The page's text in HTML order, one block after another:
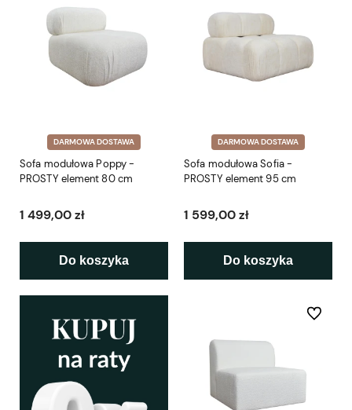
DARMOWA DOSTAWA
Sofa modułowa Poppy -
PROSTY element 80 cm
1 499,00 zł
Do koszyka
DARMOWA DOSTAWA
Sofa modułowa Sofia -
PROSTY element 95 cm
1 599,00 zł
Do koszyka
Do